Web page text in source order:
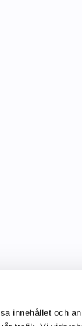
innehållet och